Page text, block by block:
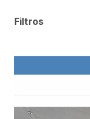
Filtros